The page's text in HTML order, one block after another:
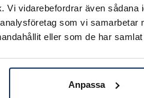
vidarebefordrar även sådana
som vi
eller som de har
Anpassa
BREDD
HÖJD CA